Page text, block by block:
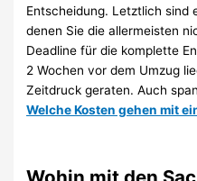
Entscheidung. Letztlich sind
denen Sie die allermeisten
Deadline für die komplette
2 Wochen vor dem Umzug
Zeitdruck geraten. Auch
Welche Kosten gehen mit